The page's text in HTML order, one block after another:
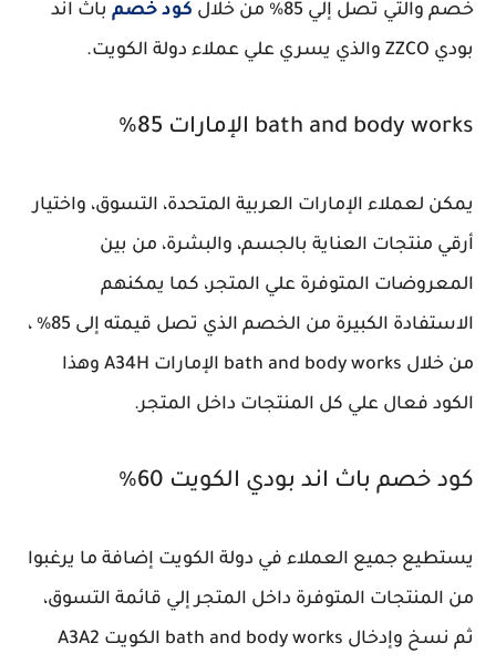
خصم والتي تصل إلي 85% من خلال
كود خصم باث اند
بودي ZZCO والذي يسري علي عملاء دولة الكويت.
bath and body works الإمارات 85%
يمكن لعملاء الإمارات العربية المتحدة، التسوق، واختيار
أرقي منتجات العناية بالجسم، والبشرة، من بين
المعروضات المتوفرة علي المتجر، كما يمكنهم
الاستفادة الكبيرة من الخصم الذي تصل قيمته إلى 85% ،
من خلال bath and body works الإمارات A34H وهذا
الكود فعال علي كل المنتجات داخل المتجر.
كود خصم باث اند بودي الكويت 60%
يستطيع جميع العملاء في دولة الكويت إضافة ما يرغبوا
من المنتجات المتوفرة داخل المتجر إلي قائمة التسوق،
ثم نسخ وإدخال bath and body works الكويت A3A2